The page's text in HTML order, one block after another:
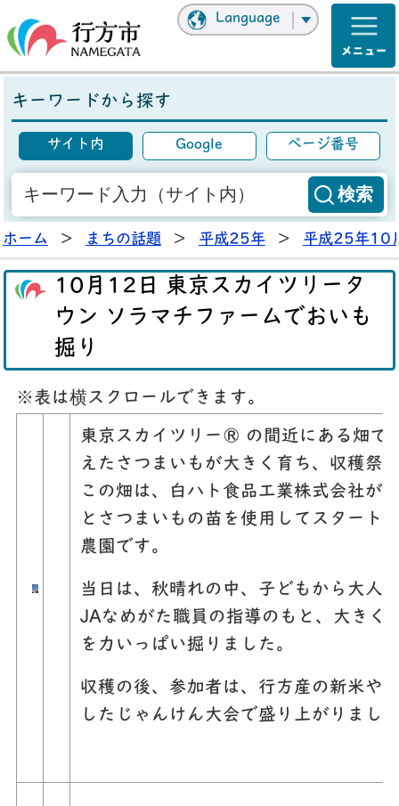
Language
キーワードから探す
サイト内 Google ページ番号
ホーム > まちの話題 > 平成25年 > 平成25年10
10月12日 東京スカイツリータ
ウン ソラマチファームでおいも
掘り
※表は横スクロールできます。
東京スカイツリー® の間近にある畑で
えたさつまいもが大きく育ち、収穫祭
この畑は、白ハト食品工業株式会社が
とさつまいもの苗を使用してスタート
農園です。
当日は、秋晴れの中、子どもから大人
JAなめがた職員の指導のもと、大きく
を力いっぱい掘りました。
収穫の後、参加者は、行方産の新米や
したじゃんけん大会で盛り上がりまし